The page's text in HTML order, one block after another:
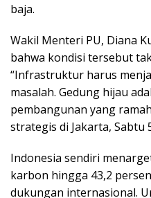
baja.
Wakil Menteri PU, Diana
bahwa kondisi tersebut
“Infrastruktur harus
masalah. Gedung hijau
pembangunan yang
strategis di Jakarta, Sabtu
Indonesia sendiri
karbon hingga 43,2
dukungan internasional.